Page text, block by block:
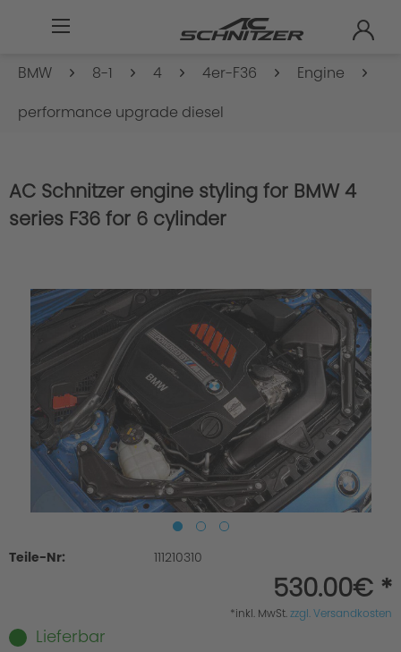
BMW 8-1 4 4er-F36
Engine
performance upgrade diesel
AC Schnitzer engine styling for BMW 4
series F36 for 6 cylinder
Teile-Nr: 111210310
530.00€ *
*inkl. MwSt.zzgl. Versandkosten
Lieferbar